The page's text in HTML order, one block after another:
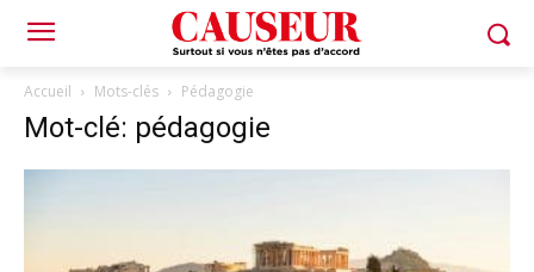
Accueil Mots-clés Pédagogie
Mot-clé: pédagogie